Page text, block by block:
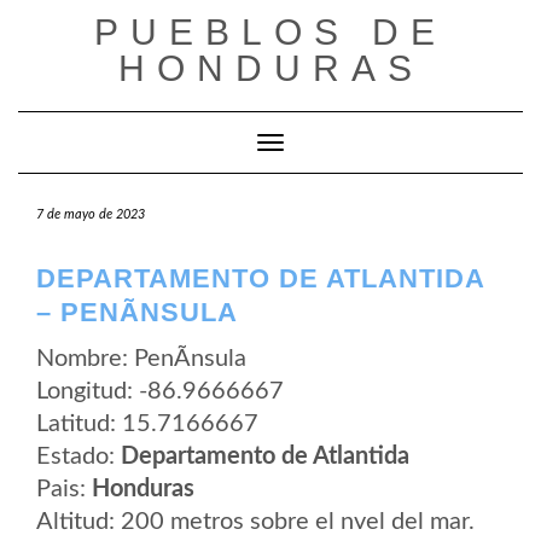
PUEBLOS DE
HONDURAS
Cambiar modo de navegación
7 de mayo de 2023
DEPARTAMENTO DE ATLANTIDA
– PENÃ­NSULA
Nombre: PenÃ­nsula
Longitud: -86.9666667
Latitud: 15.7166667
Estado: Departamento de Atlantida
Pais: Honduras
Altitud: 200 metros sobre el nvel del mar.